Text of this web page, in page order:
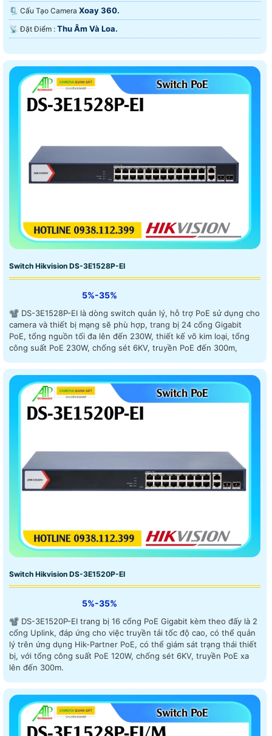
🗜️ Cấu Tạo Camera Xoay 360.
️📡 Đặt Điểm : Thu Âm Và Loa.
Switch Hikvision DS-3E1528P-EI
5%-35%
📽 DS-3E1528P-EI là dòng switch quản lý, hỗ trợ PoE sử dụng cho
camera và thiết bị mạng sẽ phù hợp, trang bị 24 cổng Gigabit
PoE, tổng nguồn tối đa lên đến 230W, thiết kế võ kim loại, tổng
công suất PoE 230W, chống sét 6KV, truyền PoE đến 300m,
Switch Hikvision DS-3E1520P-EI
5%-35%
📽 DS-3E1520P-EI trang bị 16 cổng PoE Gigabit kèm theo đấy là 2
cổng Uplink, đáp ứng cho việc truyền tải tốc độ cao, có thể quản
lý trên ứng dụng Hik-Partner PoE, có thể giám sát trạng thái thiết
bị, với tổng công suất PoE 120W, chống sét 6KV, truyền PoE xa
lên đến 300m.